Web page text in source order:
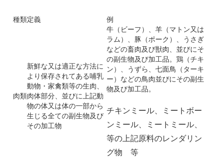
種類定義 例
肉類
新鮮な又は適正な方法に
より保存されてある哺乳
動物・家禽類等の生肉、
肉体部分、並びに上記動
物の体又は体の一部から
生じる全ての副生物及び
その加工物
牛（ビーフ）、羊（マトン又は
ラム）、豚（ポーク）、うさぎ
などの畜肉及び獣肉、並びにそ
の副生物及び加工品。鶏（チキ
ン）、うずら、七面鳥（ターキ
ー）などの鳥肉並びにその副生
物及び加工品。
チキンミール、ミートボー
ンミール、ミートミール、
等の上記原料のレンダリン
グ物 等